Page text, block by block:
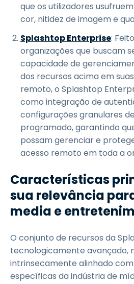
que os utilizadores
cor, nitidez de imagem e
Splashtop Enterprise:
organizações que buscam
capacidade de
dos recursos acima em
remoto, o Splashtop
como integração de
configurações granulares
programado, garantindo
possam gerenciar e
acesso remoto em toda a
Características
sua relevância
media e
O conjunto de recursos da
tecnologicamente avançado,
intrinsecamente alinhado
específicas da indústria de